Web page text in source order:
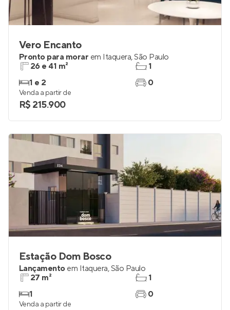
Vero Encanto
Pronto para morar em Itaquera,São Paulo
26 e 41 m²
1 e 2
1
0
Venda a partir de
R$ 215.900
Estação Dom Bosco
Lançamento em Itaquera,São Paulo
27 m²
1
1
0
Venda a partir de